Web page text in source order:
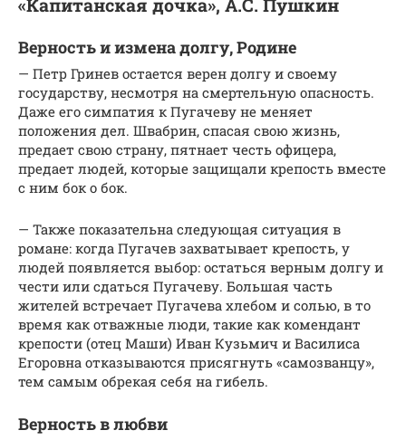
«Капитанская дочка», А.С. Пушкин
Верность и измена долгу, Родине
— Петр Гринев остается верен долгу и своему
государству, несмотря на смертельную опасность.
Даже его симпатия к Пугачеву не меняет
положения дел. Швабрин, спасая свою жизнь,
предает свою страну, пятнает честь офицера,
предает людей, которые защищали крепость вместе
с ним бок о бок.
— Также показательна следующая ситуация в
романе: когда Пугачев захватывает крепость, у
людей появляется выбор: остаться верным долгу и
чести или сдаться Пугачеву. Большая часть
жителей встречает Пугачева хлебом и солью, в то
время как отважные люди, такие как комендант
крепости (отец Маши) Иван Кузьмич и Василиса
Егоровна отказываются присягнуть «самозванцу»,
тем самым обрекая себя на гибель.
Верность в любви